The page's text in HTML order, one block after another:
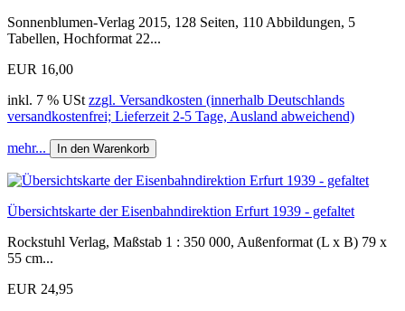
Sonnenblumen-Verlag 2015, 128 Seiten, 110 Abbildungen, 5
Tabellen, Hochformat 22...
EUR 16,00
inkl. 7 % USt zzgl. Versandkosten (innerhalb Deutschlands
versandkostenfrei; Lieferzeit 2-5 Tage, Ausland abweichend)
mehr... In den Warenkorb
Übersichtskarte der Eisenbahndirektion Erfurt 1939 - gefaltet
Rockstuhl Verlag, Maßstab 1 : 350 000, Außenformat (L x B) 79 x
55 cm...
EUR 24,95